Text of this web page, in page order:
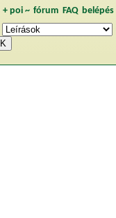
+ poi~ fórum FAQ belépés